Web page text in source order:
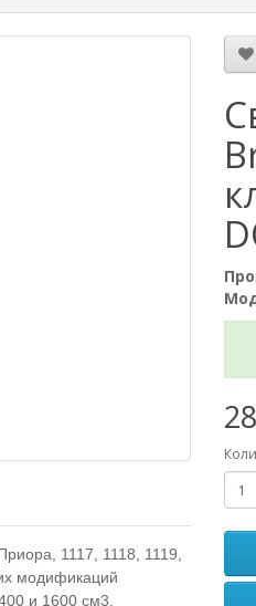
1117, 1118, 1119,
модификаций
и 1600 см3.